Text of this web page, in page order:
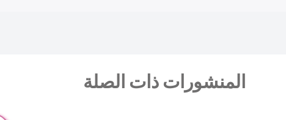
المنشورات ذات الصلة